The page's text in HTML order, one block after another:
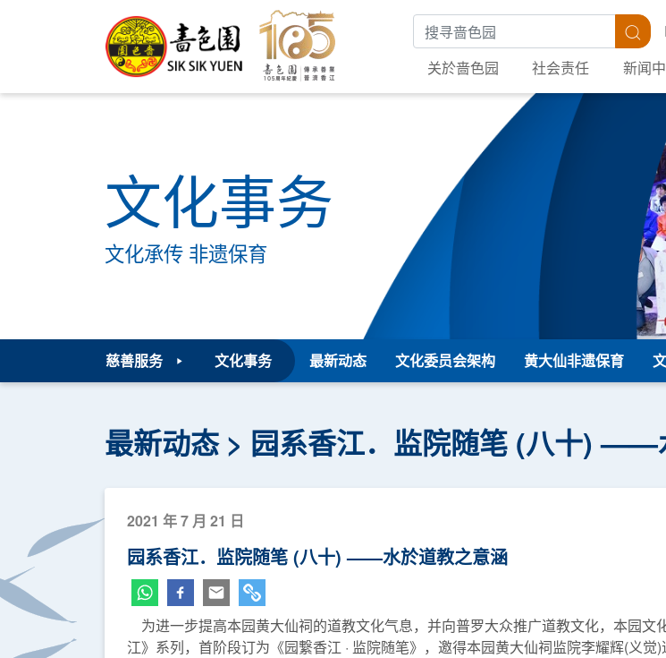
搜寻关键字 搜
关於啬色园
社会责任 新闻
文化事务
文化承传 非遗保育
慈善服务 文化事务 最新动态 文化委员会架构 黄大仙非遗保育
最新动态 园系香江．监院随笔 (八十) ——
2021 年 7 月 21 日
园系香江．监院随笔 (八十) ——水於道教之意涵
为进一步提高本园黄大仙祠的道教文化气息，并向普罗大众推广道教文化，本园
江》系列，首阶段订为《园繋香江 · 监院随笔》，邀得本园黄大仙祠监院李耀辉(义觉)